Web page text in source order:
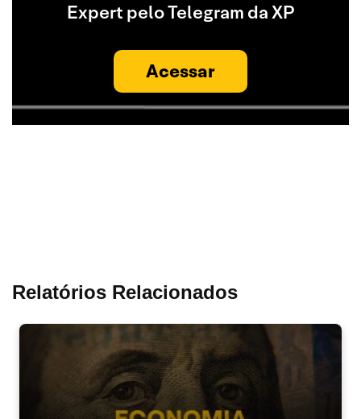
Expert pelo Telegram da XP
Acessar
Relatórios Relacionados